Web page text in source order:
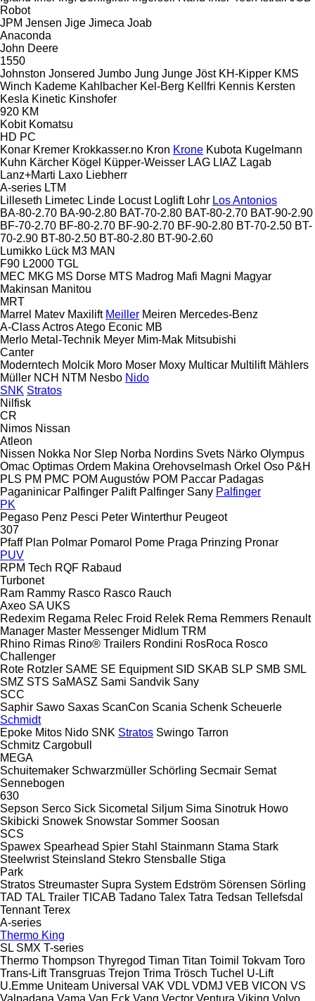
Robot
JPM Jensen Jige Jimeca Joab
Anaconda
John Deere
1550
Johnston Jonsered Jumbo Jung Junge Jöst KH-Kipper KMS
Winch Kademe Kahlbacher Kel-Berg Kellfri Kennis Kersten
Kesla Kinetic Kinshofer
920 KM
Kobit Komatsu
HD PC
Konar Kremer Krokkasser.no Kron Krone Kubota Kugelmann
Kuhn Kärcher Kögel Küpper-Weisser LAG LIAZ Lagab
Lanz+Marti Laxo Liebherr
A-series LTM
Lilleseth Limetec Linde Locust Loglift Lohr Los Antonios
BA-80-2.70 BA-90-2.80 BAT-70-2.80 BAT-80-2.70 BAT-90-2.90
BF-70-2.70 BF-80-2.70 BF-90-2.70 BF-90-2.80 BT-70-2.50 BT-
70-2.90 BT-80-2.50 BT-80-2.80 BT-90-2.60
Lumikko Lück M3 MAN
F90 L2000 TGL
MEC MKG MS Dorse MTS Madrog Mafi Magni Magyar
Makinsan Manitou
MRT
Marrel Matev Maxilift Meiller Meiren Mercedes-Benz
A-ClassActrosAtego Econic MB
Merlo Metal-Technik Meyer Mim-Mak Mitsubishi
Canter
Moderntech Molcik Moro Moser Moxy Multicar Multilift Mählers
Müller NCH NTM Nesbo Nido
SNK Stratos
Nilfisk
CR
Nimos Nissan
Atleon
Nissen Nokka Nor Slep Norba Nordins Svets Närko Olympus
Omac Optimas Ordem Makina Orehovselmash Orkel Oso P&H
PLS PM PMC POM Augustów POM Paccar Padagas
Paganinicar Palfinger Palift Palfinger Sany Palfinger
PK
Pegaso Penz Pesci Peter Winterthur Peugeot
307
Pfaff Plan Polmar Pomarol Pome Praga Prinzing Pronar
PUV
RPM Tech RQF Rabaud
Turbonet
Ram Rammy Rasco Rasco Rauch
Axeo SA UKS
Redexim Regama Relec Froid Relek Rema Remmers Renault
Manager Master Messenger Midlum TRM
Rhino Rimas Rino® Trailers Rondini RosRoca Rosco
Challenger
Rote Rotzler SAME SE Equipment SID SKAB SLP SMB SML
SMZ STS SaMASZ Sami Sandvik Sany
SCC
Saphir Sawo Saxas ScanCon Scania Schenk Scheuerle
Schmidt
Epoke Mitos Nido SNK Stratos Swingo Tarron
Schmitz Cargobull
MEGA
Schuitemaker Schwarzmüller Schörling Secmair Semat
Sennebogen
630
Sepson Serco Sick Sicometal Siljum Sima Sinotruk Howo
Skibicki Snowek Snowstar Sommer Soosan
SCS
Spawex Spearhead Spier Stahl Stainmann Stama Stark
Steelwrist Steinsland Stekro Stensballe Stiga
Park
Stratos Streumaster Supra System Edström Sörensen Sörling
TAD TAL Trailer TICAB Tadano Talex Tatra Tedsan Tellefsdal
Tennant Terex
A-series
Thermo King
SL SMX T-series
Thermo Thompson Thyregod Timan Titan Toimil Tokvam Toro
Trans-Lift Transgruas Trejon Trima Trösch Tuchel U-Lift
U.Emme Uniteam Universal VAK VDL VDMJ VEB VICON VS
Valpadana Vama Van Eck Vang Vector Ventura Viking Volvo